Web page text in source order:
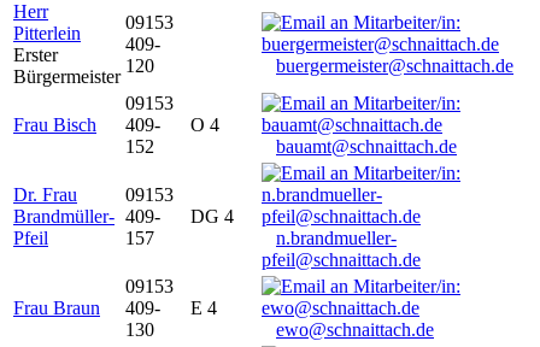
Herr
Pitterlein
Erster
Bürgermeister
09153
409-
120
buergermeister@schnaittach.de
Frau Bisch
09153
409-
152
O 4
bauamt@schnaittach.de
Dr. Frau
Brandmüller-
Pfeil
09153
409-
157
DG 4
n.brandmueller-
pfeil@schnaittach.de
Frau Braun
09153
409-
130
E 4
ewo@schnaittach.de